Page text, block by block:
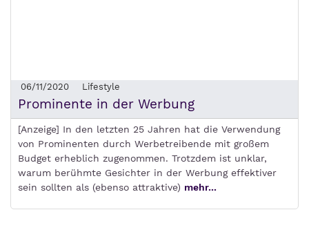
06/11/2020 Lifestyle
Prominente in der Werbung
[Anzeige] In den letzten 25 Jahren hat die Verwendung
von Prominenten durch Werbetreibende mit großem
Budget erheblich zugenommen. Trotzdem ist unklar,
warum berühmte Gesichter in der Werbung effektiver
sein sollten als (ebenso attraktive) mehr...